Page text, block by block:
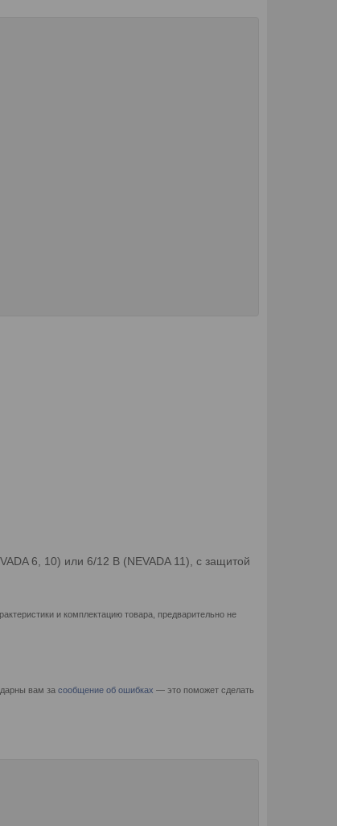
6, 10) или 6/12 В (NEVADA 11), с защитой
и комплектацию товара, предварительно не
вам за сообщение об ошибках — это поможет сделать